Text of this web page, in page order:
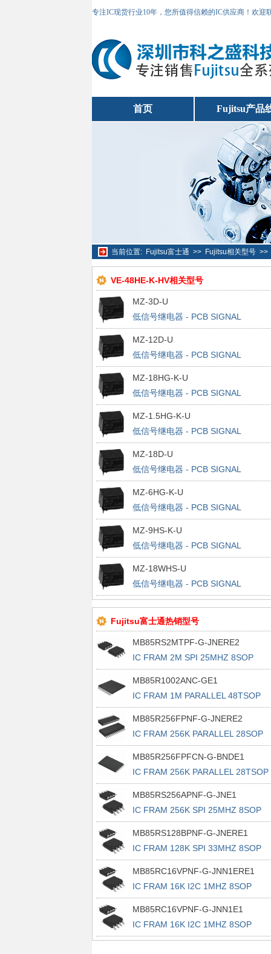
专注IC现货行业10年，您所值得信赖的IC供应商！欢
首页 Fujitsu产品
当前位置: Fujitsu富士通 >> Fujitsu相关型号>>
VE-48HE-K-HV相关型号
MZ-3D-U
低信号继电器 - PCB SIGNAL
MZ-12D-U
低信号继电器 - PCB SIGNAL
MZ-18HG-K-U
低信号继电器 - PCB SIGNAL
MZ-1.5HG-K-U
低信号继电器 - PCB SIGNAL
MZ-18D-U
低信号继电器 - PCB SIGNAL
MZ-6HG-K-U
低信号继电器 - PCB SIGNAL
MZ-9HS-K-U
低信号继电器 - PCB SIGNAL
MZ-18WHS-U
低信号继电器 - PCB SIGNAL
Fujitsu富士通热销型号
MB85RS2MTPF-G-JNERE2
IC FRAM 2M SPI 25MHZ 8SOP
MB85R1002ANC-GE1
IC FRAM 1M PARALLEL 48TSOP
MB85R256FPNF-G-JNERE2
IC FRAM 256K PARALLEL 28SOP
MB85R256FPFCN-G-BNDE1
IC FRAM 256K PARALLEL 28TSOP
MB85RS256APNF-G-JNE1
IC FRAM 256K SPI 25MHZ 8SOP
MB85RS128BPNF-G-JNERE1
IC FRAM 128K SPI 33MHZ 8SOP
MB85RC16VPNF-G-JNN1ERE1
IC FRAM 16K I2C 1MHZ 8SOP
MB85RC16VPNF-G-JNN1E1
IC FRAM 16K I2C 1MHZ 8SOP